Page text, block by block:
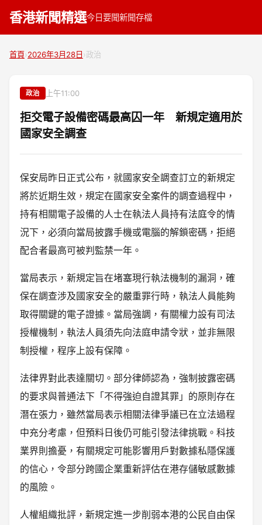
香港新聞精選今日要聞新聞存檔
首頁›2026年3月28日 ›政治
政治 上午11:00
拒交電子設備密碼最高囚一年 新規定適用於
國家安全調查
保安局昨日正式公布，就國家安全調查訂立的新規定
將於近期生效，規定在國家安全案件的調查過程中，
持有相關電子設備的人士在執法人員持有法庭令的情
況下，必須向當局披露手機或電腦的解鎖密碼，拒絕
配合者最高可被判監禁一年。
當局表示，新規定旨在堵塞現行執法機制的漏洞，確
保在調查涉及國家安全的嚴重罪行時，執法人員能夠
取得關鍵的電子證據。當局強調，有關權力設有司法
授權機制，執法人員須先向法庭申請令狀，並非無限
制授權，程序上設有保障。
法律界對此表達關切。部分律師認為，強制披露密碼
的要求與普通法下「不得強迫自證其罪」的原則存在
潛在張力，雖然當局表示相關法律爭議已在立法過程
中充分考慮，但預料日後仍可能引發法律挑戰。科技
業界則擔憂，有關規定可能影響用戶對數據私隱保護
的信心，令部分跨國企業重新評估在港存儲敏感數據
的風險。
人權組織批評，新規定進一步削弱本港的公民自由保